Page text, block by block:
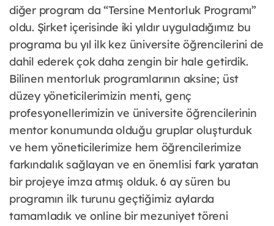
diğer program da “Tersine Mentorluk Programı”
oldu. Şirket içerisinde iki yıldır uyguladığımız bu
programa bu yıl ilk kez üniversite öğrencilerini de
dahil ederek çok daha zengin bir hale getirdik.
Bilinen mentorluk programlarının aksine; üst
düzey yöneticilerimizin menti, genç
profesyonellerimizin ve üniversite öğrencilerinin
mentor konumunda olduğu gruplar oluşturduk
ve hem yöneticilerimize hem öğrencilerimize
farkındalık sağlayan ve en önemlisi fark yaratan
bir projeye imza atmış olduk. 6 ay süren bu
programın ilk turunu geçtiğimiz aylarda
tamamladık ve online bir mezuniyet töreni